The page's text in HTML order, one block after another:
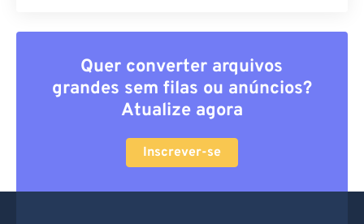
Quer converter arquivos
grandes sem filas ou anúncios?
Atualize agora
Inscrever-se